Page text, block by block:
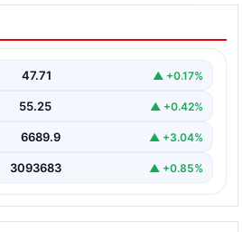
Ali’nin bıçakla
ilişkin gözaltı
47.71 ▲ +0.17%
55.25 ▲ +0.42%
6689.9 ▲ +3.04%
3093683 ▲ +0.85%